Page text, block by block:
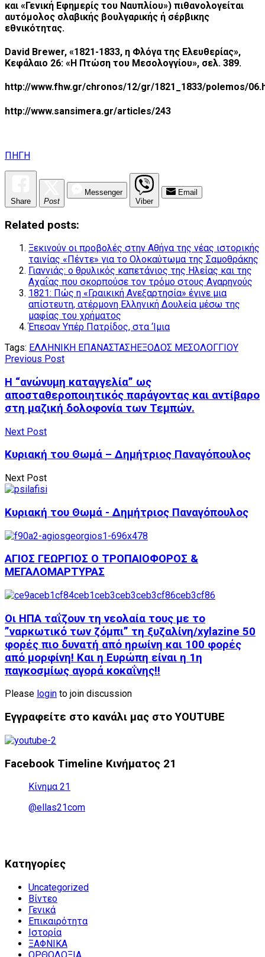
και «Γενική Εφημερίς του Ναυπλίου») πιθανολογείται
αυτόμολος σλαβικής βουλγαρικής ή σέρβικης
εθνικότητας.
David Brewer, «1821-1833, η Φλόγα της Ελευθερίας»,
Κεφάλαιο 26: «Η Πτώση του Μεσολογγίου», σελ. 389.
http://www.fhw.gr/chronos/12/gr/1821_1833/polemos/
http://www.sansimera.gr/articles/243
ΠΗΓΗ
Share Post
Messenger
Viber
Email
Related posts:
Ξεκινούν οι προβολές στην Αθήνα της νέας ιστορικής
ταινίας «Πέντε» για το Ολοκαύτωμα της Σαμοθράκης
Γιαννιάς: ο θρυλικός καπετάνιος της Ηλείας και της
Αχαΐας που σκορπούσε τον τρόμο στους Αγαρηνούς
1821: Πώς η «Γραικική Ανεξαρτησία» έγινε μια
απίστευτη, ατέρμονη Ελληνική Δουλεία μέσω της
μαφίας του χρήματος
Έπεσαν Υπέρ Πατρίδος, στα ‘Ιμια
Tags: ΕΛΛΗΝΙΚΗ ΕΠΑΝΑΣΤΑΣΗ ΕΞΟΔΟΣ ΜΕΣΟΛΟΓΓΙΟΥ
Previous Post
Η “ανώνυμη καταγγελία” ως
αποσταθεροποιητικός παράγοντας και αντίβαρο
στη μαζική δολοφονία των Τεμπών.
Next Post
Κυριακή του Θωμά – Δημήτριος Παναγόπουλος
Next Post
Κυριακή του Θωμά - Δημήτριος Παναγόπουλος
ΑΓΙΟΣ ΓΕΩΡΓΙΟΣ Ο ΤΡΟΠΑΙΟΦΟΡΟΣ &
ΜΕΓΑΛΟΜΑΡΤΥΡΑΣ
Oι ΗΠΑ ταΐζουν τη νεολαία τους με το
”ναρκωτικό των ζόμπι” τη ξυζαλίνη/xylazine 50
φορές πιο δυνατή από ηρωίνη και 100 φορές
από μορφίνη! Και η Ευρώπη είναι η 1η
παγκοσμίως αγορά κοκαΐνης!!
Please login to join discussion
Εγγραφείτε στο κανάλι μας στο YOUTUBE
Facebook Timeline Κινήματος 21
Κίνημα 21
@ellas21com
Kατηγορίες
Uncategorized
Βίντεο
Γενικά
Επικαιρότητα
Ιστορία
ΞΑΦΝΙΚΑ